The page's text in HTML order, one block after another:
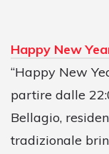
Happy New
“Happy New
partire dalle
Bellagio,
tradizionale